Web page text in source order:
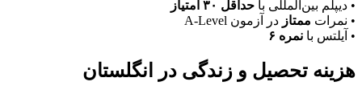
• دیپلم بین‌المللی با حداقل ۳۰ امتیاز
• نمرات ممتاز در آزمون A-Level
• آیلتس با نمره ۶
هزینه تحصیل و زندگی در انگلستان